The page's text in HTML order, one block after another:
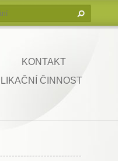
KONTAKT
ČINNOST